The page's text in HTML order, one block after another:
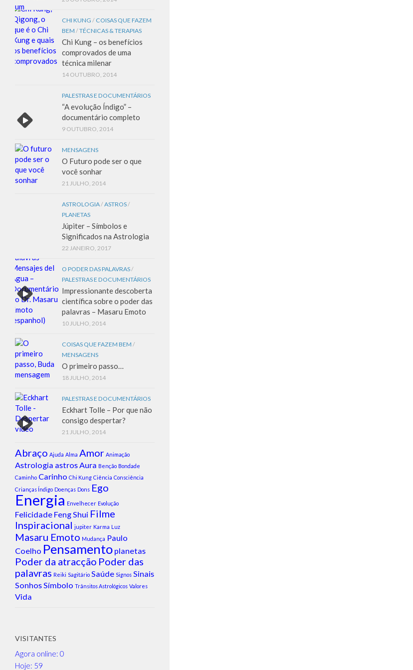
CHI KUNG / COISAS QUE FAZEM
BEM /TÉCNICAS & TERAPIAS
Chi Kung – os benefícios
comprovados de uma
técnica milenar
14 OUTUBRO, 2014
PALESTRAS E DOCUMENTÁRIOS
“A evolução Índigo” –
documentário completo
9 OUTUBRO, 2014
MENSAGENS
O Futuro pode ser o que
você sonhar
21 JULHO, 2014
ASTROLOGIA/ASTROS/
PLANETAS
Júpiter – Símbolos e
Significados na Astrologia
22 JANEIRO, 2017
O PODER DAS PALAVRAS/
PALESTRAS E DOCUMENTÁRIOS
Impressionante descoberta
científica sobre o poder das
palavras – Masaru Emoto
10 JULHO, 2014
COISAS QUE FAZEM BEM /
MENSAGENS
O primeiro passo…
18 JULHO, 2014
PALESTRAS E DOCUMENTÁRIOS
Eckhart Tolle – Por que não
consigo despertar?
21 JULHO, 2014
Abraço Ajuda Alma Amor Animação
Astrologia astrosAura Benção Bondade
Caminho Carinho Chi Kung Ciência Consciência
Crianças Índigo Doenças Dons Ego
Energia Envelhecer Evolução
Felicidade Feng Shui Filme
Inspiracional jupiter Karma Luz
Masaru Emoto Mudança Paulo
Coelho Pensamento planetas
Poder da atracção Poder das
palavras Reiki Sagitário Saúde Signos Sinais
SonhosSímbolo Trânsitos Astrológicos Valores
Vida
VISITANTES
Agora online: 0
Hoje: 59